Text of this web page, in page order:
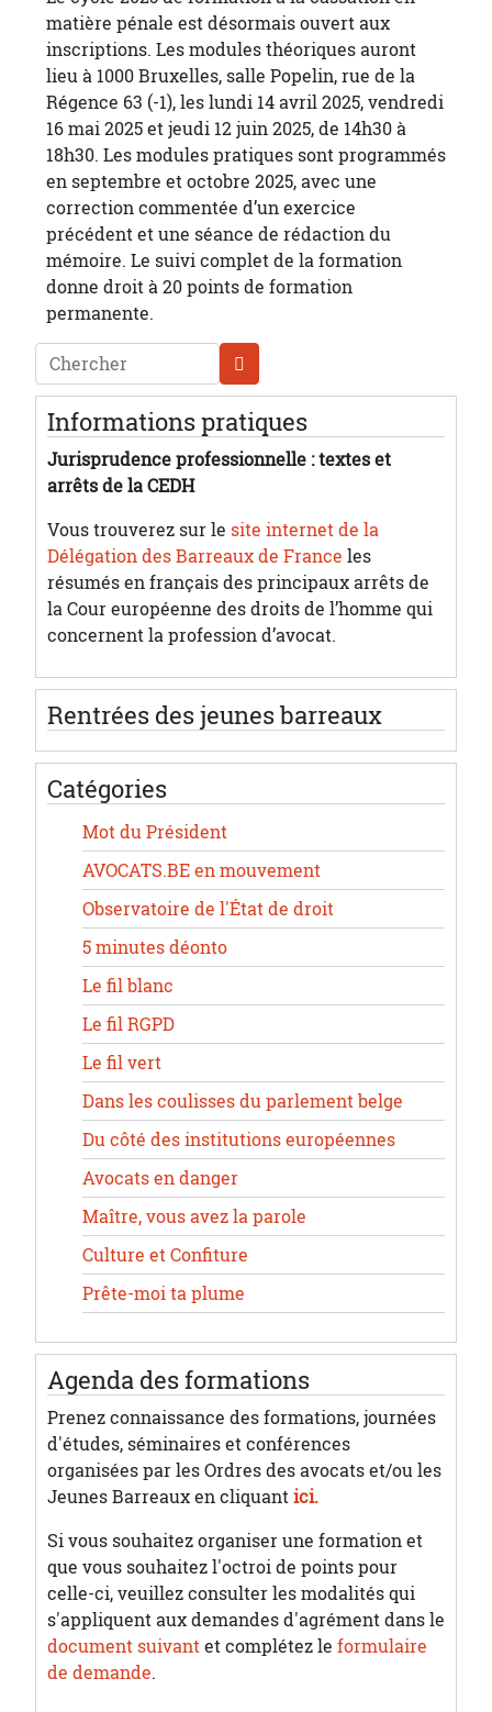
matière pénale est désormais ouvert aux
inscriptions. Les modules théoriques auront
lieu à 1000 Bruxelles, salle Popelin, rue de la
Régence 63 (-1), les lundi 14 avril 2025, vendredi
16 mai 2025 et jeudi 12 juin 2025, de 14h30 à
18h30. Les modules pratiques sont programmés
en septembre et octobre 2025, avec une
correction commentée d’un exercice
précédent et une séance de rédaction du
mémoire. Le suivi complet de la formation
donne droit à 20 points de formation
permanente.
Chercher
Informations pratiques
Jurisprudence professionnelle : textes et
arrêts de la CEDH
Vous trouverez sur le site internet de la
Délégation des Barreaux de France les
résumés en français des principaux arrêts de
la Cour européenne des droits de l’homme qui
concernent la profession d’avocat.
Rentrées des jeunes barreaux
Catégories
Mot du Président
AVOCATS.BE en mouvement
Observatoire de l'État de droit
5 minutes déonto
Le fil blanc
Le fil RGPD
Le fil vert
Dans les coulisses du parlement belge
Du côté des institutions européennes
Avocats en danger
Maître, vous avez la parole
Culture et Confiture
Prête-moi ta plume
Agenda des formations
Prenez connaissance des formations, journées
d'études, séminaires et conférences
organisées par les Ordres des avocats et/ou les
Jeunes Barreaux en cliquantici.
Si vous souhaitez organiser une formation et
que vous souhaitez l'octroi de points pour
celle-ci, veuillez consulter les modalités qui
s'appliquent aux demandes d'agrément dans le
document suivantet complétez le formulaire
de demande.